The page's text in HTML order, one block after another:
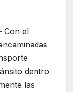
Con el
dentro
las